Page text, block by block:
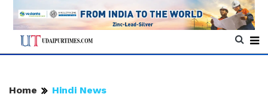
Home Hindi News